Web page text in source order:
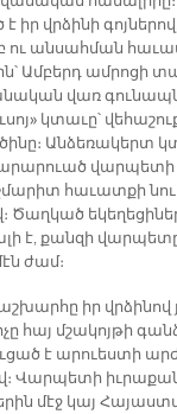
իր վրձինի
ու անսահման
Ամբերդ ամրոցի
վառ
կտաւը՝
Անձեռակերտ
արարուած
հաւատքի
Ծաղկած
է, քանզի
ժամ։
իր
հայ մշակոյթի
է արուեստի
Վարպետի
մէջ կայ